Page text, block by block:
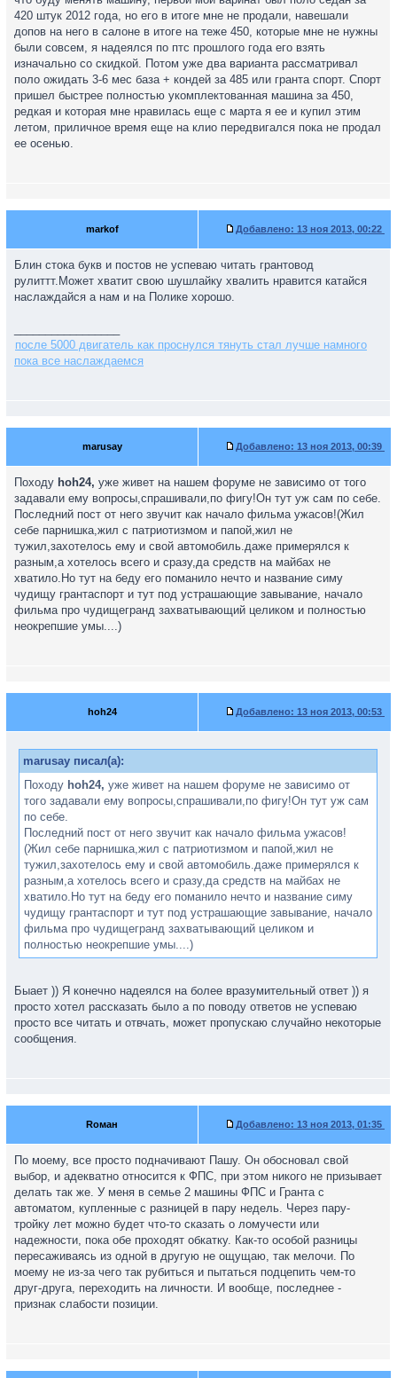
420 штук 2012 года, но его в итоге мне не продали, навешали
допов на него в салоне в итоге на теже 450, которые мне не нужны
были совсем, я надеялся по птс прошлого года его взять
изначально со скидкой. Потом уже два варианта рассматривал
поло ожидать 3-6 мес база + кондей за 485 или гранта спорт. Спорт
пришел быстрее полностью укомплектованная машина за 450,
редкая и которая мне нравилась еще с марта я ее и купил этим
летом, приличное время еще на клио передвигался пока не продал
ее осенью.
markof Добавлено: 13 ноя 2013, 00:22
Блин стока букв и постов не успеваю читать грантовод
рулиттт.Может хватит свою шушлайку хвалить нравится катайся
наслаждайся а нам и на Полике хорошо.
после 5000 двигатель как проснулся тянуть стал лучше намного
пока все наслаждаемся
marusay Добавлено: 13 ноя 2013, 00:39
Походу hoh24, уже живет на нашем форуме не зависимо от того
задавали ему вопросы,спрашивали,по фигу!Он тут уж сам по себе.
Последний пост от него звучит как начало фильма ужасов!(Жил
себе парнишка,жил с патриотизмом и папой,жил не
тужил,захотелось ему и свой автомобиль.даже примерялся к
разным,а хотелось всего и сразу,да средств на майбах не
хватило.Но тут на беду его поманило нечто и название симу
чудищу грантаспорт и тут под устрашающие завывание, начало
фильма про чудищегранд захватывающий целиком и полностью
неокрепшие умы....)
hoh24 Добавлено: 13 ноя 2013, 00:53
marusay писал(а):
Походу hoh24, уже живет на нашем форуме не зависимо от
того задавали ему вопросы,спрашивали,по фигу!Он тут уж сам
по себе.
Последний пост от него звучит как начало фильма ужасов!
(Жил себе парнишка,жил с патриотизмом и папой,жил не
тужил,захотелось ему и свой автомобиль.даже примерялся к
разным,а хотелось всего и сразу,да средств на майбах не
хватило.Но тут на беду его поманило нечто и название симу
чудищу грантаспорт и тут под устрашающие завывание, начало
фильма про чудищегранд захватывающий целиком и
полностью неокрепшие умы....)
Быает )) Я конечно надеялся на более вразумительный ответ )) я
просто хотел рассказать было а по поводу ответов не успеваю
просто все читать и отвчать, может пропускаю случайно некоторые
сообщения.
Rоман Добавлено: 13 ноя 2013, 01:35
По моему, все просто подначивают Пашу. Он обосновал свой
выбор, и адекватно относится к ФПС, при этом никого не призывает
делать так же. У меня в семье 2 машины ФПС и Гранта с
автоматом, купленные с разницей в пару недель. Через пару-
тройку лет можно будет что-то сказать о ломучести или
надежности, пока обе проходят обкатку. Как-то особой разницы
пересаживаясь из одной в другую не ощущаю, так мелочи. По
моему не из-за чего так рубиться и пытаться подцепить чем-то
друг-друга, переходить на личности. И вообще, последнее -
признак слабости позиции.